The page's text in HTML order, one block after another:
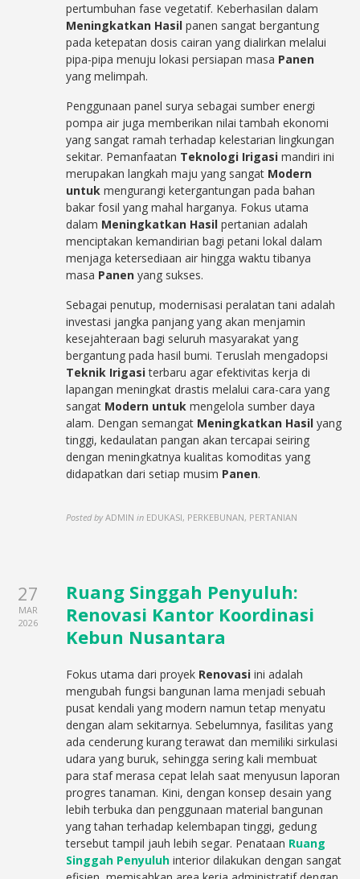
pertumbuhan fase vegetatif. Keberhasilan dalam
Meningkatkan Hasil panen sangat bergantung
pada ketepatan dosis cairan yang dialirkan melalui
pipa-pipa menuju lokasi persiapan masa Panen
yang melimpah.
Penggunaan panel surya sebagai sumber energi
pompa air juga memberikan nilai tambah ekonomi
yang sangat ramah terhadap kelestarian lingkungan
sekitar. Pemanfaatan Teknologi Irigasi mandiri ini
merupakan langkah maju yang sangat Modern
untuk mengurangi ketergantungan pada bahan
bakar fosil yang mahal harganya. Fokus utama
dalam Meningkatkan Hasil pertanian adalah
menciptakan kemandirian bagi petani lokal dalam
menjaga ketersediaan air hingga waktu tibanya
masa Panen yang sukses.
Sebagai penutup, modernisasi peralatan tani adalah
investasi jangka panjang yang akan menjamin
kesejahteraan bagi seluruh masyarakat yang
bergantung pada hasil bumi. Teruslah mengadopsi
Teknik Irigasiterbaru agar efektivitas kerja di
lapangan meningkat drastis melalui cara-cara yang
sangat Modern untuk mengelola sumber daya
alam. Dengan semangat Meningkatkan Hasil yang
tinggi, kedaulatan pangan akan tercapai seiring
dengan meningkatnya kualitas komoditas yang
didapatkan dari setiap musim Panen.
Posted by ADMIN in EDUKASI, PERKEBUNAN, PERTANIAN
27
MAR
2026
Ruang Singgah Penyuluh:
Renovasi Kantor Koordinasi
Kebun Nusantara
Fokus utama dari proyek Renovasi ini adalah
mengubah fungsi bangunan lama menjadi sebuah
pusat kendali yang modern namun tetap menyatu
dengan alam sekitarnya. Sebelumnya, fasilitas yang
ada cenderung kurang terawat dan memiliki sirkulasi
udara yang buruk, sehingga sering kali membuat
para staf merasa cepat lelah saat menyusun laporan
progres tanaman. Kini, dengan konsep desain yang
lebih terbuka dan penggunaan material bangunan
yang tahan terhadap kelembapan tinggi, gedung
tersebut tampil jauh lebih segar. Penataan Ruang
Singgah Penyuluh interior dilakukan dengan sangat